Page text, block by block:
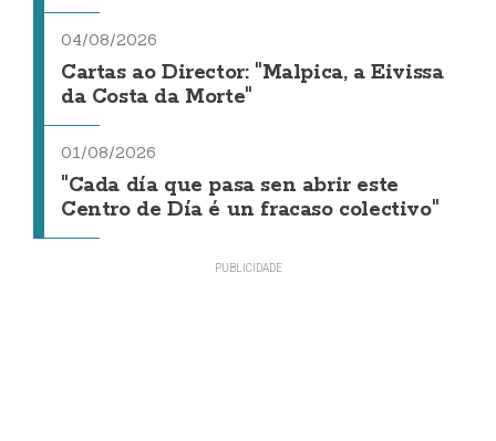
04/08/2026
Cartas ao Director: "Malpica, a Eivissa
da Costa da Morte"
01/08/2026
"Cada día que pasa sen abrir este
Centro de Día é un fracaso colectivo"